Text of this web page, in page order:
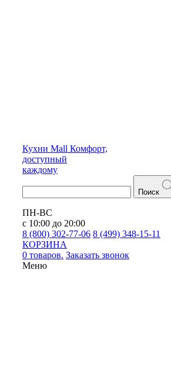
Кухни Mall Комфорт,
доступный
каждому
Поиск
ПН-ВС
с 10:00 до 20:00
8 (800) 302-77-06 8 (499) 348-15-11
КОРЗИНА
0 товаров. Заказать звонок
Меню